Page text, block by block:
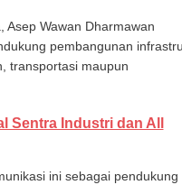
Asep Wawan Dharmawan
pembangunan
transportasi maupun
Sentra Industri dan All
ini sebagai pendukung